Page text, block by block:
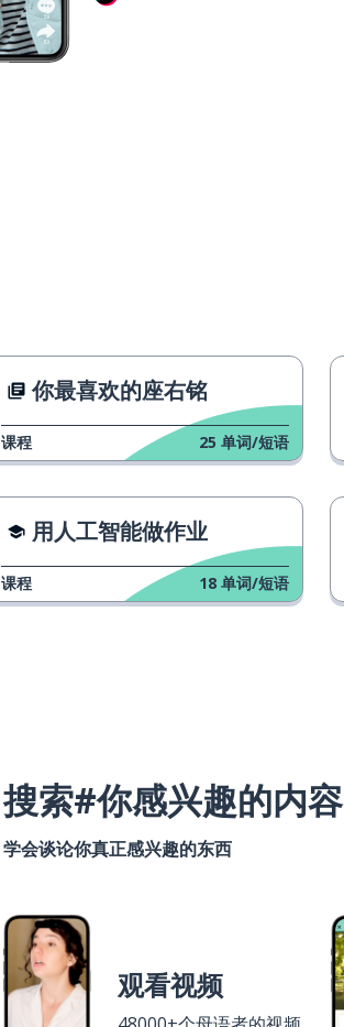
你最喜欢的座右铭
课程 25 单词/短语
用人工智能做作业
课程 18 单词/短语
搜索#你感兴趣的内容
学会谈论你真正感兴趣的东西
观看视频